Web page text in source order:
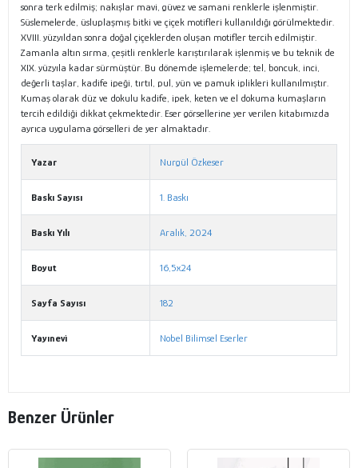
sonra terk edilmiş; nakışlar mavi, güvez ve samani renklerle işlenmiştir.
Süslemelerde, üsluplaşmış bitki ve çiçek motifleri kullanıldığı görülmektedir.
XVIII. yüzyıldan sonra doğal çiçeklerden oluşan motifler tercih edilmiştir.
Zamanla altın sırma, çeşitli renklerle karıştırılarak işlenmiş ve bu teknik de
XIX. yüzyıla kadar sürmüştür. Bu dönemde işlemelerde; tel, boncuk, inci,
değerli taşlar, kadife ipeği, tırtıl, pul, yün ve pamuk iplikleri kullanılmıştır.
Kumaş olarak düz ve dokulu kadife, ipek, keten ve el dokuma kumaşların
tercih edildiği dikkat çekmektedir. Eser görsellerine yer verilen kitabımızda
ayrıca uygulama görselleri de yer almaktadır.
Yazar Nurgül Özkeser
Baskı Sayısı 1. Baskı
Baskı Yılı Aralık, 2024
Boyut 16,5x24
Sayfa Sayısı 182
Yayınevi Nobel Bilimsel Eserler
Benzer Ürünler